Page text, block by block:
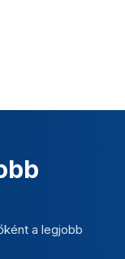
a legjobb